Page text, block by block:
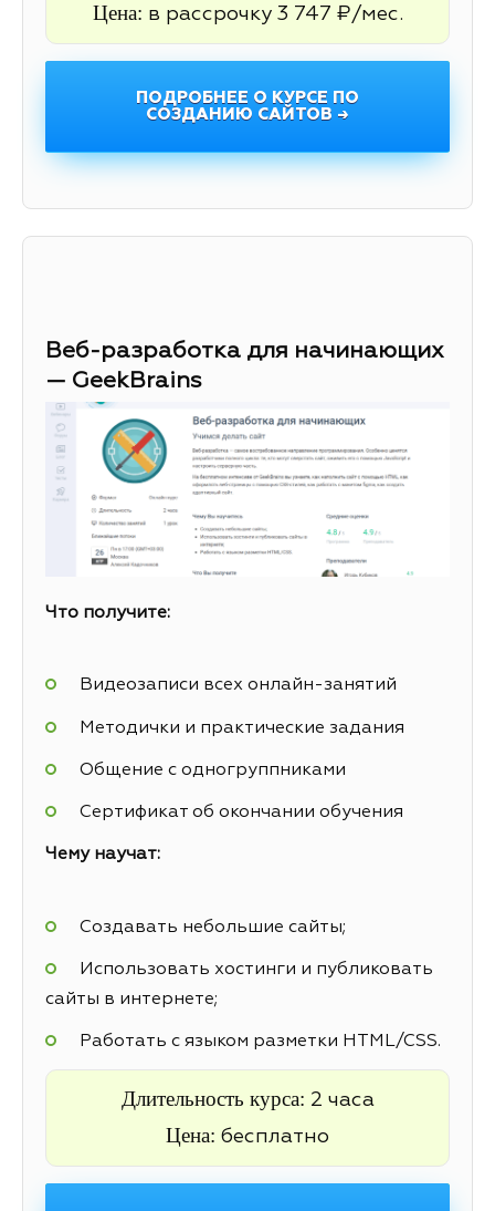
Цена: в рассрочку 3 747 ₽/мес.
ПОДРОБНЕЕ О КУРСЕ ПО
СОЗДАНИЮ САЙТОВ →
Веб-разработка для начинающих
— GeekBrains
Что получите:
Видеозаписи всех онлайн-занятий
Методички и практические задания
Общение с одногруппниками
Сертификат об окончании обучения
Чему научат:
Создавать небольшие сайты;
Использовать хостинги и публиковать
сайты в интернете;
Работать с языком разметки HTML/CSS.
Длительность курса: 2 часа
Цена: бесплатно